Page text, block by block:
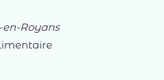
Royans